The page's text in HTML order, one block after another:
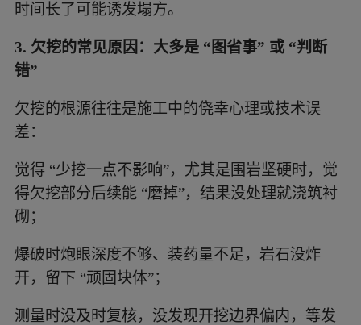
时间长了可能诱发塌方。
3. 欠挖的常见原因：大多是 “图省事” 或 “判断
错”
欠挖的根源往往是施工中的侥幸心理或技术误
差：
觉得 “少挖一点不影响”，尤其是围岩坚硬时，觉
得欠挖部分后续能 “磨掉”，结果没处理就浇筑衬
砌；
爆破时炮眼深度不够、装药量不足，岩石没炸
开，留下 “顽固块体”；
测量时没及时复核，没发现开挖边界偏内，等发